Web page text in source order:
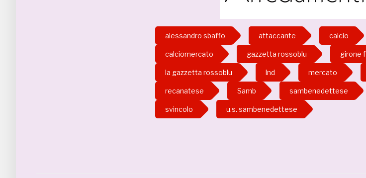
alessandro sbaffo attaccante calcio
calciomercato gazzetta rossoblu girone f
la gazzetta rossoblu lnd mercato
recanatese Samb sambenedettese
svincolo u.s. sambenedettese